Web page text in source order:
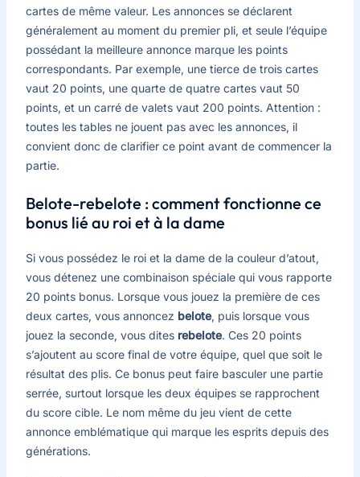
cartes de même valeur. Les annonces se déclarent
généralement au moment du premier pli, et seule l’équipe
possédant la meilleure annonce marque les points
correspondants. Par exemple, une tierce de trois cartes
vaut 20 points, une quarte de quatre cartes vaut 50
points, et un carré de valets vaut 200 points. Attention :
toutes les tables ne jouent pas avec les annonces, il
convient donc de clarifier ce point avant de commencer la
partie.
Belote-rebelote : comment fonctionne ce
bonus lié au roi et à la dame
Si vous possédez le roi et la dame de la couleur d’atout,
vous détenez une combinaison spéciale qui vous rapporte
20 points bonus. Lorsque vous jouez la première de ces
deux cartes, vous annoncez belote, puis lorsque vous
jouez la seconde, vous dites rebelote. Ces 20 points
s’ajoutent au score final de votre équipe, quel que soit le
résultat des plis. Ce bonus peut faire basculer une partie
serrée, surtout lorsque les deux équipes se rapprochent
du score cible. Le nom même du jeu vient de cette
annonce emblématique qui marque les esprits depuis des
générations.